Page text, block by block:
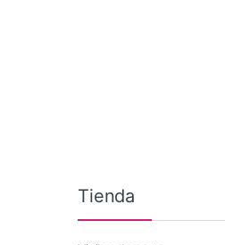
Tienda